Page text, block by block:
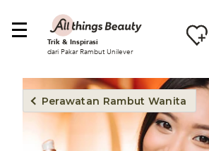
Trik & Inspirasi
dari Pakar Rambut Unilever
Perawatan Rambut Wanita